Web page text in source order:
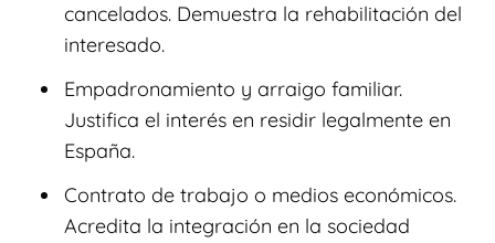
cancelados. Demuestra la rehabilitación del
interesado.
Empadronamiento y arraigo familiar.
Justifica el interés en residir legalmente en
España.
Contrato de trabajo o medios económicos.
Acredita la integración en la sociedad